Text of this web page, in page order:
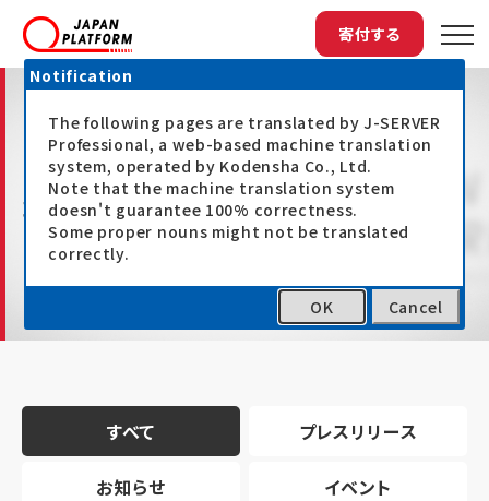
寄付する
最新情報
すべて プレスリリース
お知らせ イベント
Notification
The following pages are translated by J-SERVER
Professional, a web-based machine translation
system, operated by Kodensha Co., Ltd.
Note that the machine translation system
doesn't guarantee 100% correctness.
Some proper nouns might not be translated
correctly.
OK Cancel